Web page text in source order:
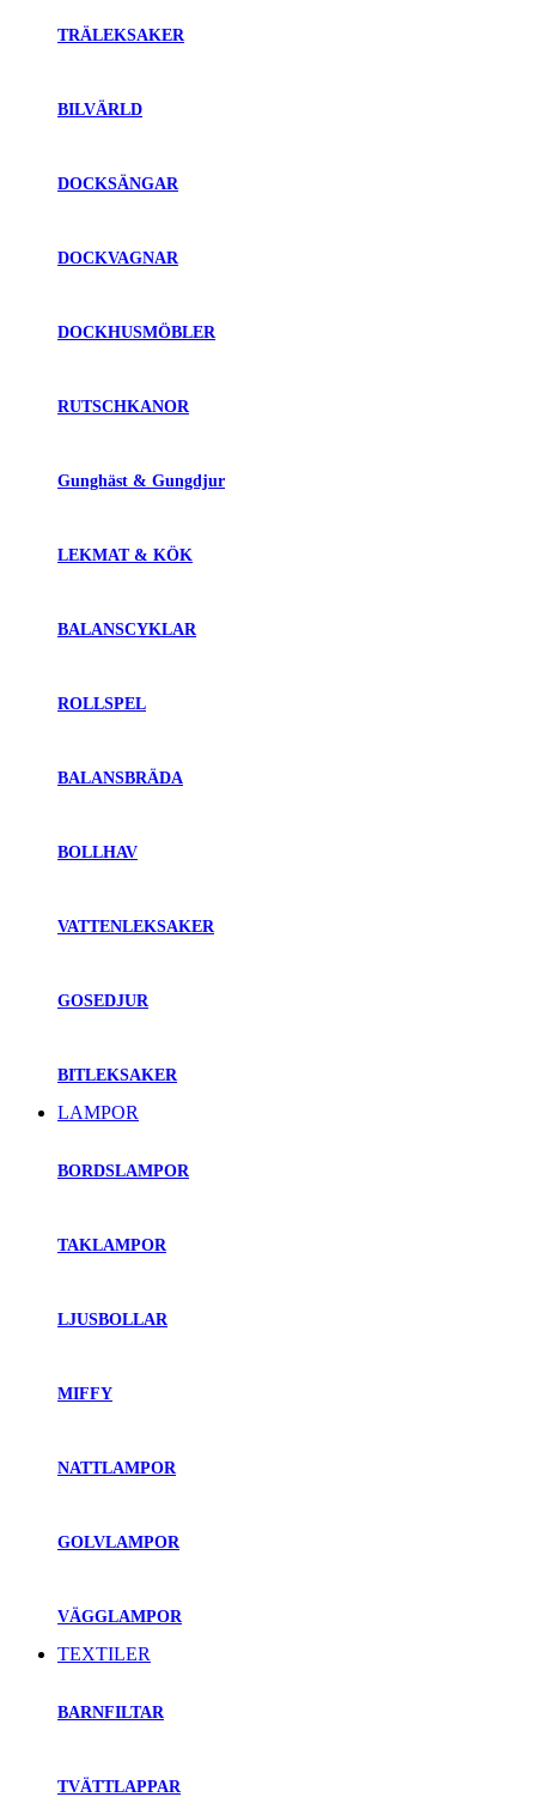
TRÄLEKSAKER
BILVÄRLD
DOCKSÄNGAR
DOCKVAGNAR
DOCKHUSMÖBLER
RUTSCHKANOR
Gunghäst & Gungdjur
LEKMAT & KÖK
BALANSCYKLAR
ROLLSPEL
BALANSBRÄDA
BOLLHAV
VATTENLEKSAKER
GOSEDJUR
BITLEKSAKER
LAMPOR
BORDSLAMPOR
TAKLAMPOR
LJUSBOLLAR
MIFFY
NATTLAMPOR
GOLVLAMPOR
VÄGGLAMPOR
TEXTILER
BARNFILTAR
TVÄTTLAPPAR